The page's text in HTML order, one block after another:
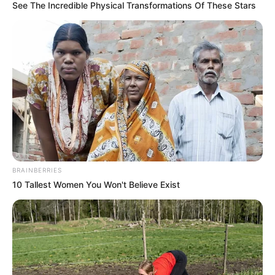
MANTÉNGASE EN ALERTA
Tenemos todas las noticias que le
interesan. Para estar bien informado, por
favor, active las notificaciones de Alerta.
ACTIVAR AHORA
TEMAS DESTACADOS
EMERGENCIAS POR LLUVIAS
FUERTES LLUVIAS
VIA AL LLANO
LIGA BETPLAY
METRO DE MEDELLÍN
CORTES DE LUZ
CORTES DE AGUA
See The Incredible Physical Transformations Of These Stars
BRAINBERRIES
10 Tallest Women You Won't Believe Exist